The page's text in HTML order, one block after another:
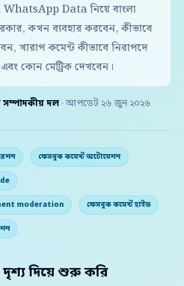
Data নিয়ে বাংলা
কখন ব্যবহার করবেন, কীভাবে
খারাপ কমেন্ট কীভাবে নিরাপদে
কোন মেট্রিক দেখবেন।
সম্পাদকীয় দল · আপডেট ২৬ জুন ২০২৬
ফেসবুক কমেন্ট অটোমেশন
moderation ফেসবুক কমেন্ট হাইড
দৃশ্য দিয়ে শুরু করি